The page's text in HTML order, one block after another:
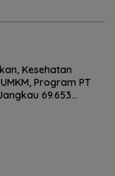
Kesehatan
Program PT
69.653